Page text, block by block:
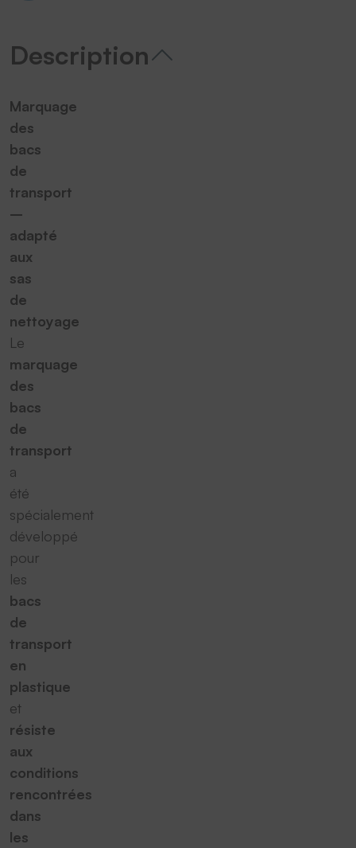
Description
Marquage
des
bacs
de
transport
–
adapté
aux
sas
de
nettoyage
Le
marquage
des
bacs
de
transport
a
été
spécialement
développé
pour
les
bacs
de
transport
en
plastique
et
résiste
aux
conditions
rencontrées
dans
les